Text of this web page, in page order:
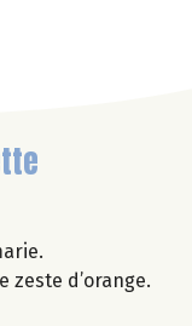
zeste d’orange.